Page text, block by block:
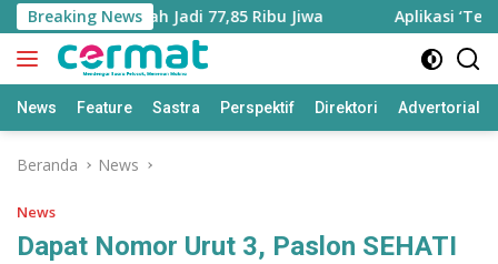
Langsung
ke
konten
Breaking News
Bertambah Jadi 77,85 Ribu Jiwa Aplikasi ‘Teras
News Feature Sastra Perspektif Direktori Advertorial
Beranda News
News
Dapat Nomor Urut 3, Paslon SEHATI